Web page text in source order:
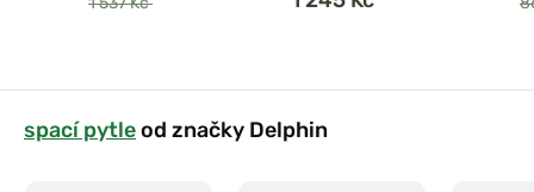
spací pytleod značky Delphin